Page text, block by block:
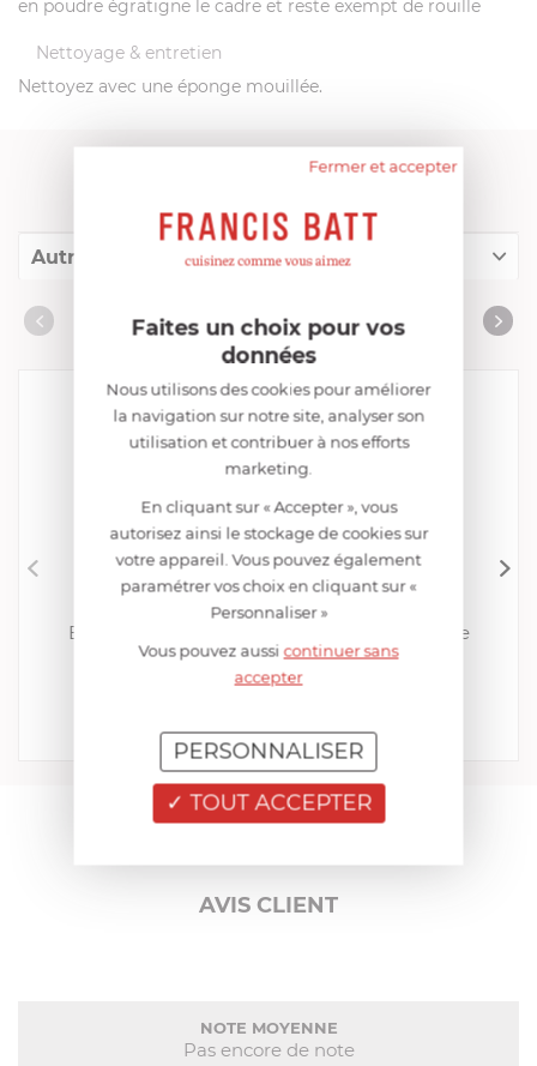
en poudre égratigne le cadre et reste exempt de rouille
Nettoyage & entretien
Nettoyez avec une éponge mouillée.
FRANCIS BATT RECOMMANDE
Autres références
Collection "Installer son Egg"
Accessoires complémentaires
AUTRES RÉFÉRENCES
BIG GREEN EGG
Barre inox 3 crochets pour tables EGG Frame
EN STOCK - ENVOI SOUS 24/48H
Comparer
Acheter
AVIS CLIENT
NOTE MOYENNE
Pas encore de note
Fermer et accepter
Faites un choix pour vos
données
Nous utilisons des cookies pour améliorer
la navigation sur notre site, analyser son
utilisation et contribuer à nos efforts
marketing.
En cliquant sur « Accepter », vous
autorisez ainsi le stockage de cookies sur
votre appareil. Vous pouvez également
paramétrer vos choix en cliquant sur «
Personnaliser »
Vous pouvez aussicontinuer sans
accepter
TOUT ACCEPTER
PERSONNALISER